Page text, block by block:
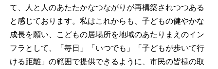
て、人と人のあたたかなつながりが再構築されつつある
と感じております。私はこれからも、子どもの健やかな
成長を願い、こどもの居場所を地域のあたりまえのイン
フラとして、「毎日」「いつでも」「子どもが歩いて行
ける距離」の範囲で提供できるように、市民の皆様の取